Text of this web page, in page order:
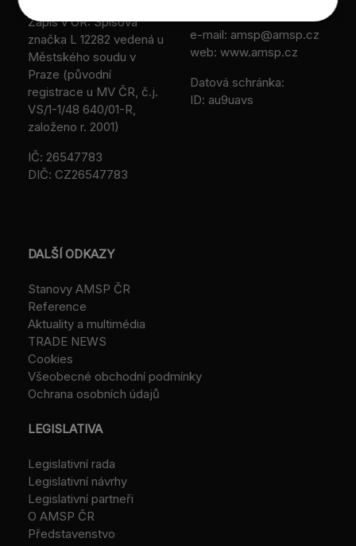
Zápis v OR: Spisová
značka L 12282 vedená u
Městského soudu v
Praze (původní
registrace u MV ČR, č.j.
VS/1-1/48 640/01-R,
založeno r. 2001)
IČ: 26547783
DIČ: CZ26547783
e-mail: amsp@amsp.cz
web: www.amsp.cz
Datová schránka:
ID: au9uavs
DALŠÍ ODKAZY
Stanovy AMSP ČR
Reference
Aktuality a multimédia
TRADE NEWS
Cookies
Všeobecné obchodní podmínky
Ochrana osobních údajů
LEGISLATIVA
Legislativní rada
Legislativní návrhy
Legislativní partneři
O AMSP ČR
Představenstvo